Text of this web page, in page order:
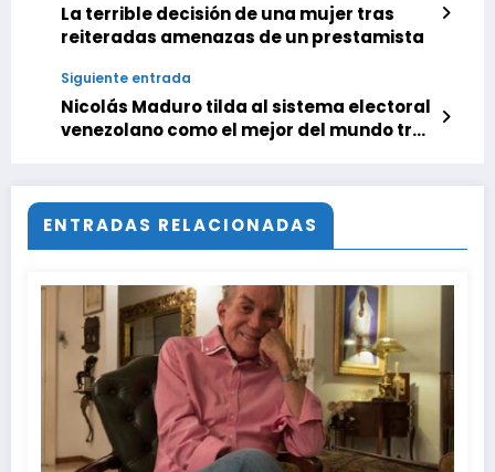
La terrible decisión de una mujer tras
reiteradas amenazas de un prestamista
Siguiente entrada
Nicolás Maduro tilda al sistema electoral
venezolano como el mejor del mundo tras
ENTRADAS RELACIONADAS